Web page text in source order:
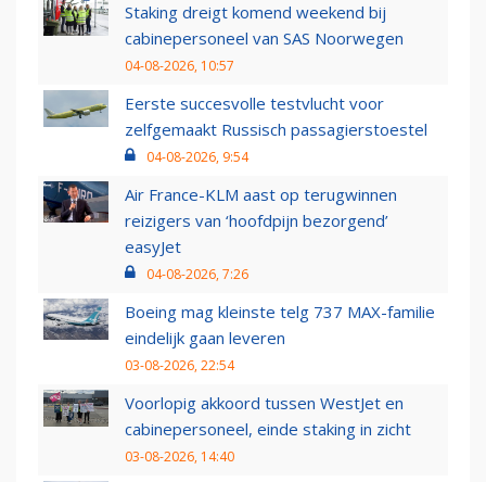
Staking dreigt komend weekend bij
cabinepersoneel van SAS Noorwegen
04-08-2026, 10:57
Eerste succesvolle testvlucht voor
zelfgemaakt Russisch passagierstoestel
04-08-2026, 9:54
Air France-KLM aast op terugwinnen
reizigers van ‘hoofdpijn bezorgend’
easyJet
04-08-2026, 7:26
Boeing mag kleinste telg 737 MAX-familie
eindelijk gaan leveren
03-08-2026, 22:54
Voorlopig akkoord tussen WestJet en
cabinepersoneel, einde staking in zicht
03-08-2026, 14:40